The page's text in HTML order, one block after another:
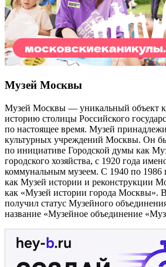
Музей Москвы
Музей Москвы — уникальный объект
историю столицы Российского
по настоящее время. Музей
культурных учреждений Москвы. Он
по инициативе Городской думы как
городского хозяйства, с 1920 года
коммунальным музеем. С 1940 по 1986
как Музей истории и реконструкции
как «Музей истории города Москвы».
получил статус Музейного
название «Музейное объединение